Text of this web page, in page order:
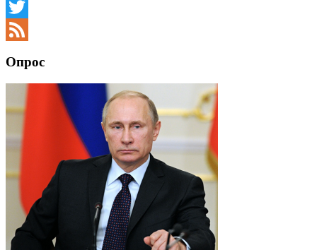
Facebook
Twitter
Опрос